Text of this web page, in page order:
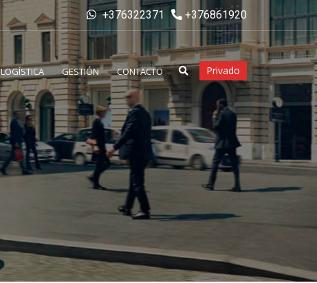
+376322371 +376861920
LOGÍSTICA GESTIÓN CONTACTO Privado